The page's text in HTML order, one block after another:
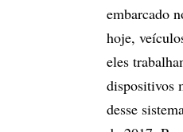
embarcado
hoje,
eles
dispositivos
desse